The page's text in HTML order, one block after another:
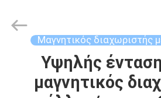
Μαγνητικός διαχωριστής
Υψηλής
μαγνητικός